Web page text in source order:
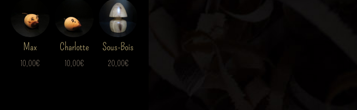
Max
10,00€
Charlotte
10,00€
Sous-Bois
20,00€